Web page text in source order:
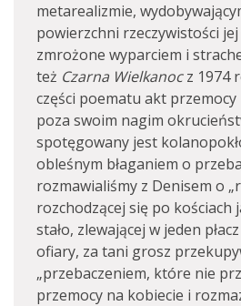
metarealizmie,
powierzchni rzeczywistości
zmrożone wyparciem i
też Czarna Wielkanocz 1974
części poematu akt przemocy
poza swoim nagim
spotęgowany jest
obleśnym błaganiem o
rozmawialiśmy z Denisem o
rozchodzącej się po kościach
stało, zlewającej w jeden
ofiary, za tani grosz
„przebaczeniem, które nie
przemocy na kobiecie i